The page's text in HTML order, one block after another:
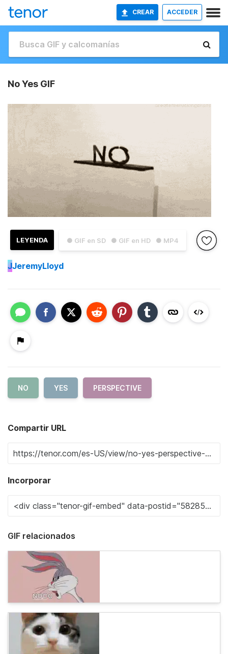
CREAR ACCEDER
No Yes GIF
● GIF en SD ● GIF en HD ● MP4
LEYENDA
JJeremyLloyd
NO YES PERSPECTIVE
Compartir URL
Incorporar
GIF relacionados